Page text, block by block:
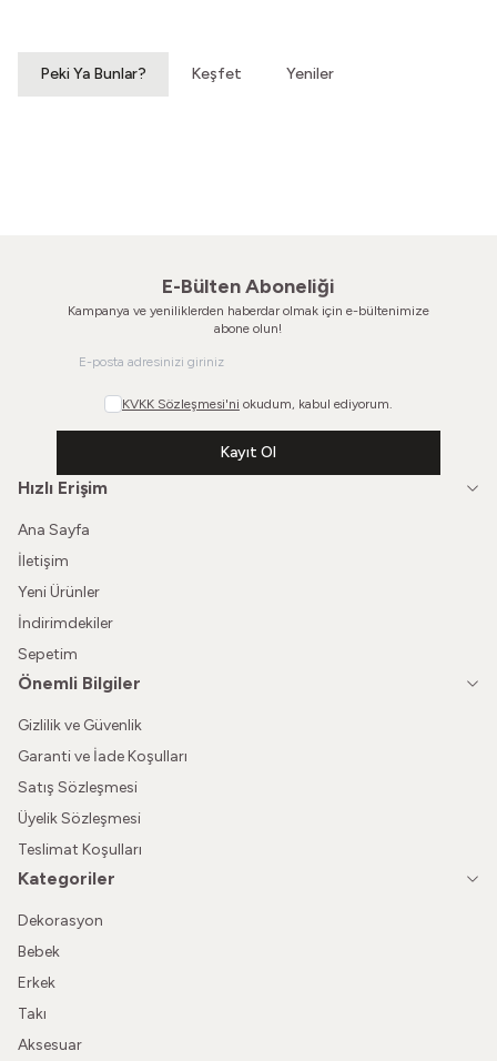
Peki Ya Bunlar? Keşfet Yeniler
E-Bülten Aboneliği
Kampanya ve yeniliklerden haberdar olmak için e-bültenimize
abone olun!
KVKK Sözleşmesi'ni okudum, kabul ediyorum.
Kayıt Ol
Hızlı Erişim
Ana Sayfa
İletişim
Yeni Ürünler
İndirimdekiler
Sepetim
Önemli Bilgiler
Gizlilik ve Güvenlik
Garanti ve İade Koşulları
Satış Sözleşmesi
Üyelik Sözleşmesi
Teslimat Koşulları
Kategoriler
Dekorasyon
Bebek
Erkek
Takı
Aksesuar